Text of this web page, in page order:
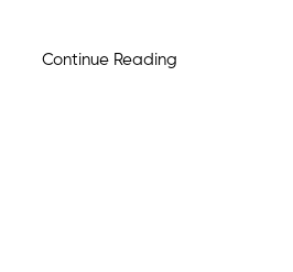
Continue Reading